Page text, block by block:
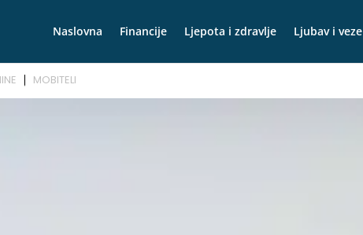
Naslovna Financije Ljepota i zdravlje Ljubav i veze